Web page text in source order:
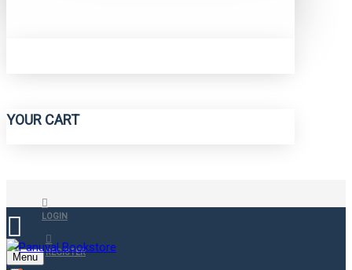
YOUR CART
LOGIN
REGISTER
Menu